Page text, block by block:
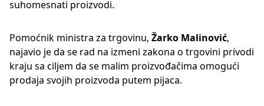
suhomesnati proizvodi.
Pomoćnik ministra za trgovinu, Žarko Malinović,
najavio je da se rad na izmeni zakona o trgovini privodi
kraju sa ciljem da se malim proizvođačima omogući
prodaja svojih proizvoda putem pijaca.